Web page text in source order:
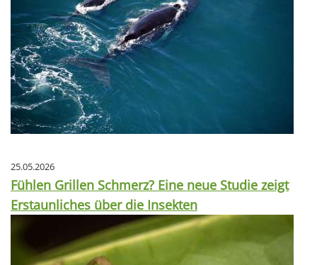
25.05.2026
Fühlen Grillen Schmerz? Eine neue Studie zeigt
Erstaunliches über die Insekten